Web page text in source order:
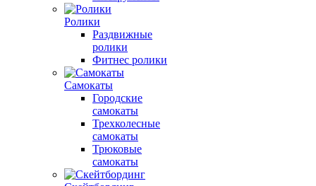
Ролики
Раздвижные
ролики
Фитнес ролики
Самокаты
Городские
самокаты
Трехколесные
самокаты
Трюковые
самокаты